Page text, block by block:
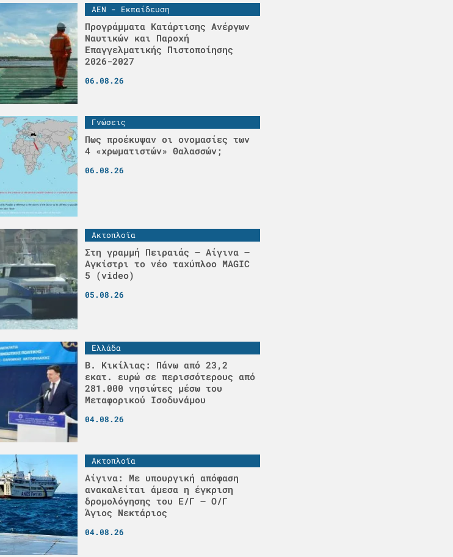
ΑΕΝ - Εκπαίδευση
Προγράμματα Κατάρτισης Ανέργων
Ναυτικών και Παροχή
Επαγγελματικής Πιστοποίησης
2026-2027
06.08.26
Γνώσεις
Πως προέκυψαν οι ονομασίες των
4 «χρωματιστών» Θαλασσών;
06.08.26
Ακτοπλοϊα
Στη γραμμή Πειραιάς – Αίγινα –
Αγκίστρι το νέο ταχύπλοο MAGIC
5 (video)
05.08.26
Ελλάδα
Β. Κικίλιας: Πάνω από 23,2
εκατ. ευρώ σε περισσότερους από
281.000 νησιώτες μέσω του
Μεταφορικού Ισοδυνάμου
04.08.26
Ακτοπλοϊα
Αίγινα: Με υπουργική απόφαση
ανακαλείται άμεσα η έγκριση
δρομολόγησης του Ε/Γ – Ο/Γ
Άγιος Νεκτάριος
04.08.26